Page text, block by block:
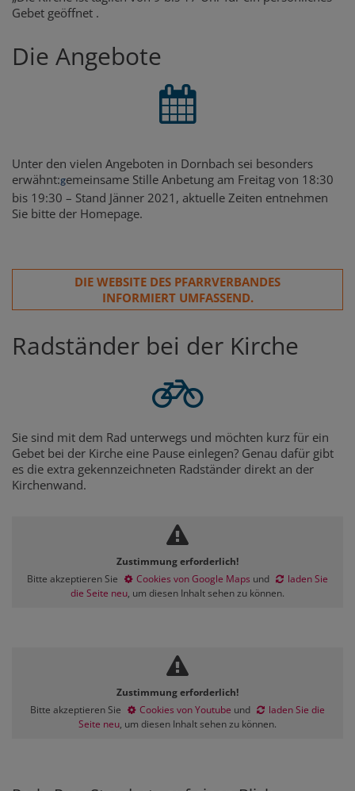
Gebet geöffnet .
Die Angebote
Unter den vielen Angeboten in Dornbach sei besonders
erwähnt:gemeinsame Stille Anbetung am Freitag von 18:30
bis 19:30 – Stand Jänner 2021, aktuelle Zeiten entnehmen
Sie bitte der Homepage.
DIE WEBSITE DES PFARRVERBANDES
INFORMIERT UMFASSEND.
Radständer bei der Kirche
Sie sind mit dem Rad unterwegs und möchten kurz für ein
Gebet bei der Kirche eine Pause einlegen? Genau dafür gibt
es die extra gekennzeichneten Radständer direkt an der
Kirchenwand.
Zustimmung erforderlich!
Bitte akzeptieren Sie
Cookies von Google Maps und
laden Sie
die Seite neu, um diesen Inhalt sehen zu können.
Zustimmung erforderlich!
Bitte akzeptieren Sie
Cookies von Youtube und
laden Sie die
Seite neu, um diesen Inhalt sehen zu können.